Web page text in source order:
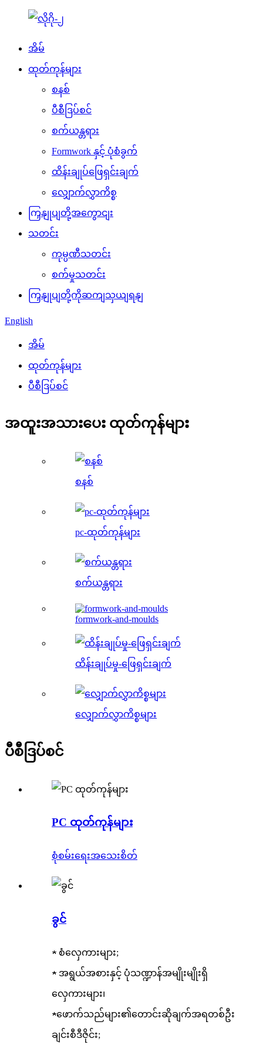
အိမ်
ထုတ်ကုန်များ
စနစ်
ပီစီဒြပ်စင်
စက်ယန္တရား
Formwork နှင့် ပုံစံခွက်
ထိန်းချုပ်ဖြေရှင်းချက်
လျှောက်လွှာကိစ္စ
ကြှနျုပျတို့အကွောငျး
သတင်း
ကုမ္ပဏီသတင်း
စက်မှုသတင်း
ကြှနျုပျတို့ကိုဆကျသှယျရနျ
English
အိမ်
ထုတ်ကုန်များ
ပီစီဒြပ်စင်
အထူးအသားပေး ထုတ်ကုန်များ
စနစ်
pc-ထုတ်ကုန်များ
စက်ယန္တရား
formwork-and-moulds
ထိန်းချုပ်မှု-ဖြေရှင်းချက်
လျှောက်လွှာကိစ္စများ
ပီစီဒြပ်စင်
PC ထုတ်ကုန်များ
စုံစမ်းရေးအသေးစိတ်
ခွင်
★ စံလှေကားများ;
★ အရွယ်အစားနှင့် ပုံသဏ္ဍာန်အမျိုးမျိုးရှိ
လှေကားများ၊
★ဖောက်သည်များ၏တောင်းဆိုချက်အရတစ်ဦး
ချင်းစီဒီဇိုင်း;